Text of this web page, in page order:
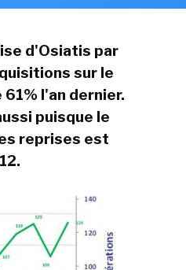
d'Osiatis par
sur le
l'an dernier.
puisque le
reprises est